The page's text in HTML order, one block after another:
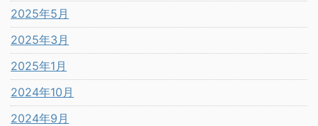
2025年5月
2025年3月
2025年1月
2024年10月
2024年9月